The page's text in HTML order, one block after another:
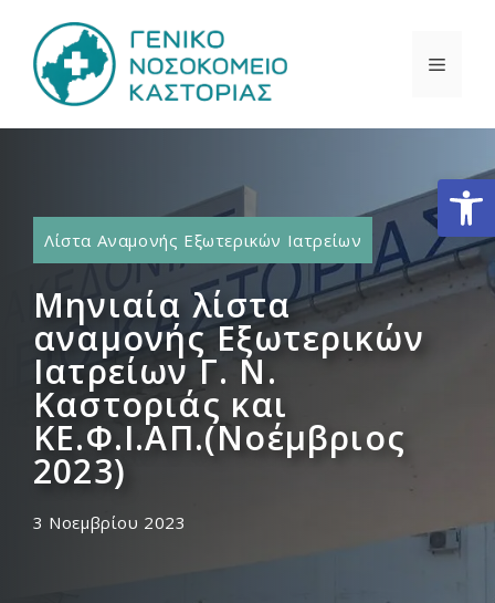
περιεχόμενο
Λίστα Αναμονής Εξωτερικών Ιατρείων
Μηνιαία λίστα
αναμονής Εξωτερικών
Ιατρείων Γ. Ν.
Καστοριάς και
ΚΕ.Φ.Ι.ΑΠ.(Νοέμβριος
2023)
3 Νοεμβρίου 2023